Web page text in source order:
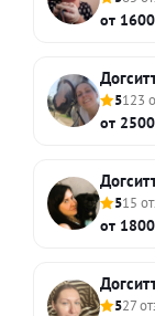
от
5123
от
515
от
527